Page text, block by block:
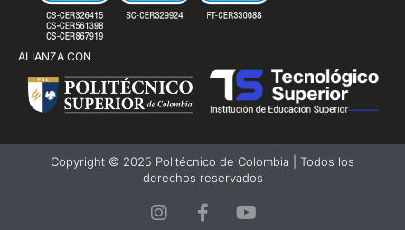
ALIANZA CON
Copyright © 2025 Politécnico de Colombia | Todos los
derechos reservados
I
F
Y